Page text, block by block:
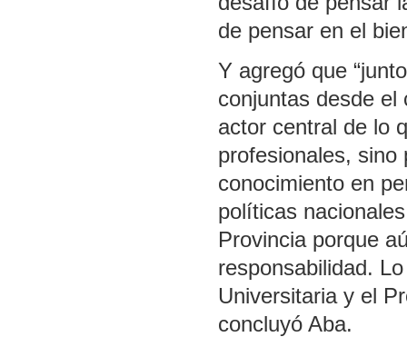
de pensar en el
Y agregó que
conjuntas desde el
actor central de lo
profesionales, sino
conocimiento en
políticas
Provincia porque
responsabilidad.
Universitaria y el
concluyó Aba.